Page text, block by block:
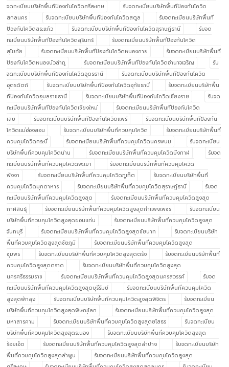
จดทะเบียนบริษัทพื้นทีป้องกันโควิดศรีสะเกษ
รับจดทะเบียนบริษัทพื้นทีป้องกันโควิด
สกลนคร
รับจดทะเบียนบริษัทพื้นทีป้องกันโควิดสตูล
รับจดทะเบียนบริษัทพื้นที
ป้องกันโควิดสระแก้ว
รับจดทะเบียนบริษัทพื้นทีป้องกันโควิดสุราษฎ์ธานี
รับจด
ทะเบียนบริษัทพื้นทีป้องกันโควิดสุรินทร์
รับจดทะเบียนบริษัทพื้นทีป้องกันโควิด
สุโขทัย
รับจดทะเบียนบริษัทพื้นทีป้องกันโควิดหนองคาย
รับจดทะเบียนบริษัทพื้นที
ป้องกันโควิดหนองบัวลำภู
รับจดทะเบียนบริษัทพื้นทีป้องกันโควิดอำนาจเจริญ
รับ
จดทะเบียนบริษัทพื้นทีป้องกันโควิดอุดรธานี
รับจดทะเบียนบริษัทพื้นทีป้องกันโควิด
อุตรดิตถ์
รับจดทะเบียนบริษัทพื้นทีป้องกันโควิดอุทัยธานี
รับจดทะเบียนบริษัทพื้น
ทีป้องกันโควิดอุบลราชธานี
รับจดทะเบียนบริษัทพื้นทีป้องกันโควิดเชียงราย
รับจด
ทะเบียนบริษัทพื้นทีป้องกันโควิดเชียงใหม่
รับจดทะเบียนบริษัทพื้นทีป้องกันโควิด
เลย
รับจดทะเบียนบริษัทพื้นทีป้องกันโควิดแพร่
รับจดทะเบียนบริษัทพื้นทีป้องกัน
โควิดแม่ฮ่องสอน
รับจดทะเบียนบริษัทพื้นที่ควบคุมโควิด
รับจดทะเบียนบริษัทพื้นที่
ควบคุมโควิดกระบี่
รับจดทะเบียนบริษัทพื้นที่ควบคุมโควิดนครพนม
รับจดทะเบียน
บริษัทพื้นที่ควบคุมโควิดน่าน
รับจดทะเบียนบริษัทพื้นที่ควบคุมโควิดบึงกาฬ
รับจด
ทะเบียนบริษัทพื้นที่ควบคุมโควิดพะเยา
รับจดทะเบียนบริษัทพื้นที่ควบคุมโควิด
พังงา
รับจดทะเบียนบริษัทพื้นที่ควบคุมโควิดภูเก็ต
รับจดทะเบียนบริษัทพื้นที่
ควบคุมโควิดมุกดาหาร
รับจดทะเบียนบริษัทพื้นที่ควบคุมโควิดสุราษฎ์ธานี
รับจด
ทะเบียนบริษัทพื้นที่ควบคุมโควิดสูงสุด
รับจดทะเบียนบริษัทพื้นที่ควบคุมโควิดสูงสุด
กาฬสินธุ์
รับจดทะเบียนบริษัทพื้นที่ควบคุมโควิดสูงสุดกำแพงเพชร
รับจดทะเบียน
บริษัทพื้นที่ควบคุมโควิดสูงสุดขอนแก่น
รับจดทะเบียนบริษัทพื้นที่ควบคุมโควิดสูงสุด
จันทบุรี
รับจดทะเบียนบริษัทพื้นที่ควบคุมโควิดสูงสุดชัยนาท
รับจดทะเบียนบริษัท
พื้นที่ควบคุมโควิดสูงสุดชัยภูมิ
รับจดทะเบียนบริษัทพื้นที่ควบคุมโควิดสูงสุด
ชุมพร
รับจดทะเบียนบริษัทพื้นที่ควบคุมโควิดสูงสุดตรัง
รับจดทะเบียนบริษัทพื้นที่
ควบคุมโควิดสูงสุดตราด
รับจดทะเบียนบริษัทพื้นที่ควบคุมโควิดสูงสุด
นครศรีธรรมราช
รับจดทะเบียนบริษัทพื้นที่ควบคุมโควิดสูงสุดนครสวรรค์
รับจด
ทะเบียนบริษัทพื้นที่ควบคุมโควิดสูงสุดบุรีรัมย์
รับจดทะเบียนบริษัทพื้นที่ควบคุมโควิด
สูงสุดพัทลุง
รับจดทะเบียนบริษัทพื้นที่ควบคุมโควิดสูงสุดพิจิตร
รับจดทะเบียน
บริษัทพื้นที่ควบคุมโควิดสูงสุดพิษณุโลก
รับจดทะเบียนบริษัทพื้นที่ควบคุมโควิดสูงสุด
มหาสารคาม
รับจดทะเบียนบริษัทพื้นที่ควบคุมโควิดสูงสุดยโสธร
รับจดทะเบียน
บริษัทพื้นที่ควบคุมโควิดสูงสุดระนอง
รับจดทะเบียนบริษัทพื้นที่ควบคุมโควิดสูงสุด
ร้อยเอ็ด
รับจดทะเบียนบริษัทพื้นที่ควบคุมโควิดสูงสุดลำปาง
รับจดทะเบียนบริษัท
พื้นที่ควบคุมโควิดสูงสุดลำพูน
รับจดทะเบียนบริษัทพื้นที่ควบคุมโควิดสูงสุด